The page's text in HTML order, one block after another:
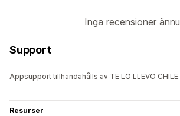
Inga recensioner ännu
Support
Appsupport tillhandahålls av TE LO LLEVO CHILE.
Resurser